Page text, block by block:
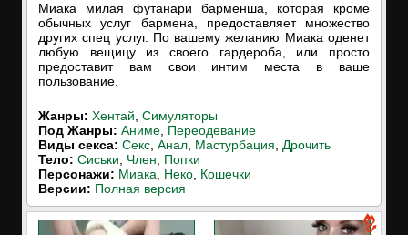
Миака милая футанари барменша, которая кроме
обычных услуг бармена, предоставляет множество
других спец услуг. По вашему желанию Миака оденет
любую вещицу из своего гардероба, или просто
предоставит вам свои интим места в ваше
пользование.
Жанры: Хентай Симуляторы
Под Жанры: Аниме Переодевание
Виды секса: Секс Анал Мастурбация
Дрочить
Тело: Сиськи Член
Попки
Персонажи: Миака Неко Кошечки
Версии: Полная версия